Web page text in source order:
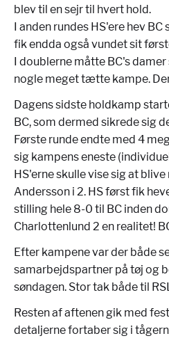
blev til en sejr til hvert hold.
I anden rundes HS'ere hev
fik endda også vundet sit
I doublerne måtte BC's
nogle meget tætte kampe.
Dagens sidste holdkamp
BC, som dermed sikrede sig
Første runde endte med 4
sig kampens eneste
HS'erne skulle vise sig at
Andersson i 2. HS først fik
stilling hele 8-0 til BC inden
Charlottenlund 2 en realitet!
Efter kampene var der både
samarbejdspartner på tøj og
søndagen. Stor tak både til
Resten af aftenen gik med
detaljerne fortaber sig i